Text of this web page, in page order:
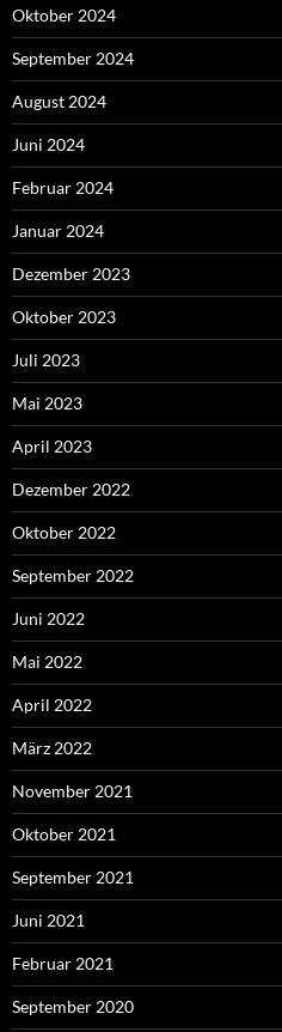
Oktober 2024
September 2024
August 2024
Juni 2024
Februar 2024
Januar 2024
Dezember 2023
Oktober 2023
Juli 2023
Mai 2023
April 2023
Dezember 2022
Oktober 2022
September 2022
Juni 2022
Mai 2022
April 2022
März 2022
November 2021
Oktober 2021
September 2021
Juni 2021
Februar 2021
September 2020